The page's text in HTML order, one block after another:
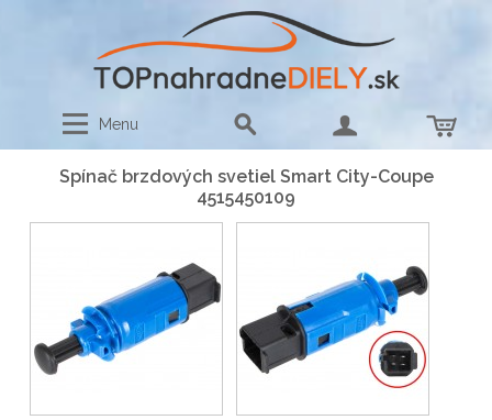
Menu
Spínač brzdových svetiel Smart City-Coupe
4515450109